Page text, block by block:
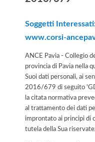
Soggetti
www.corsi-
ANCE Pavia - Collegio
provincia di Pavia nella
Suoi dati personali, ai
2016/679 di seguito
la citata normativa
al trattamento dei dati
improntato ai principi di
tutela della Sua